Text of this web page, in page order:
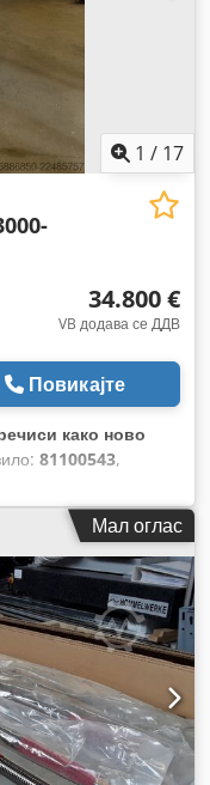
1 / 17
34.800 €
VB додава се ДДВ
Повикајте
како ново
81100543,
Мал оглас